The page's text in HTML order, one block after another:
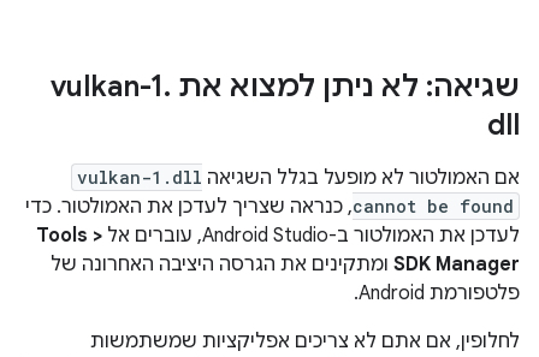
שגיאה: לא ניתן למצוא את vulkan-1 .
dll
אם האמולטור לא מופעל בגלל השגיאה vulkan-1.dll
cannot be found, כנראה שצריך לעדכן את האמולטור. כדי
לעדכן את האמולטור ב-Android Studio, עוברים אל
Tools >
SDK Manager ומתקינים את הגרסה היציבה האחרונה של
פלטפורמת Android.
לחלופין, אם אתם לא צריכים אפליקציות שמשתמשות